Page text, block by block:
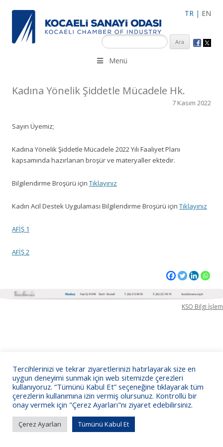
TR | EN
KSO 3500’ü aşkın sanayi kuruluşuna uzman çalışanları ile İzmit
Merkez, Çayırova, Dilovası, Gebze ve İMES OSB’deki ofisleri ile
Menü
Kadına Yönelik Şiddetle Mücadele Hk.
7 Kasım 2022
Sayın Üyemiz;
Kadına Yönelik Şiddetle Mücadele 2022 Yılı Faaliyet Planı
kapsamında hazırlanan broşür ve materyaller ektedir.
Bilgilendirme Broşürü için Tıklayınız
Kadın Acil Destek Uygulaması Bilgilendirme Broşürü için Tıklayınız
AFİŞ 1
AFİŞ 2
KSO Bilgi İşlem
Tercihlerinizi ve tekrar ziyaretlerinizi hatırlayarak size en
uygun deneyimi sunmak için web sitemizde çerezleri
kullanıyoruz. “Tümünü Kabul Et” seçeneğine tıklayarak tüm
çerezlerin kullanımına izin vermiş olursunuz. Kontrollü bir
onay vermek için "Çerez Ayarları"nı ziyaret edebilirsiniz.
Çerez Ayarları Tümünü Kabul Et